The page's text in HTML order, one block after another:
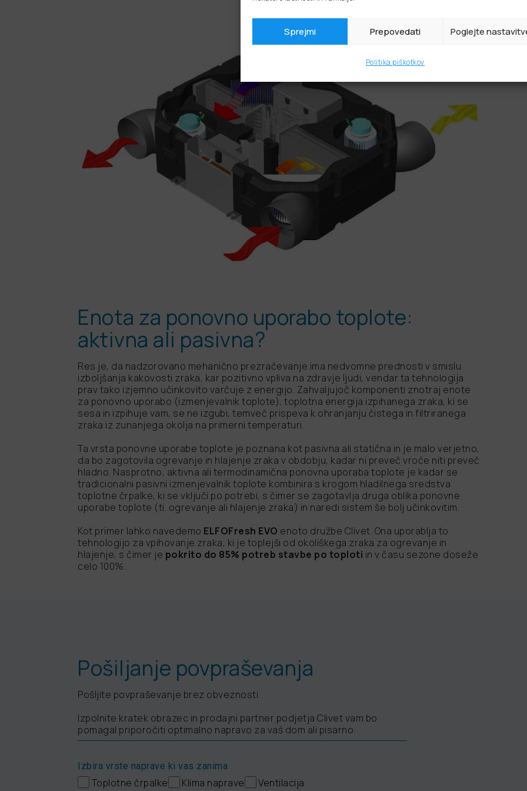
Sprejmi Prepovedati Poglejte
Politika piškotkov
Enota za ponovno uporabo toplote:
aktivna ali pasivna?
Res je, da nadzorovano mehanično prezračevanje ima nedvomne prednosti v smislu
izboljšanja kakovosti zraka, kar pozitivno vpliva na zdravje ljudi, vendar ta tehnologija
prav tako izjemno učinkovito varčuje z energijo. Zahvaljujoč komponenti znotraj enote
za ponovno uporabo (izmenjevalnik toplote), toplotna energija izpihanega zraka, ki se
sesa in izpihuje vam, se ne izgubi, temveč prispeva k ohranjanju čistega in filtriranega
zraka iz zunanjega okolja na primerni temperaturi.
Ta vrsta ponovne uporabe toplote je poznana kot pasivna ali statična in je malo verjetno,
da bo zagotovila ogrevanje in hlajenje zraka v obdobju, kadar ni preveč vroče niti preveč
hladno. Nasprotno, aktivna ali termodinamična ponovna uporaba toplote je kadar se
tradicionalni pasivni izmenjevalnik toplote kombinira s krogom hladilnega sredstva
toplotne črpalke, ki se vključi po potrebi, s čimer se zagotavlja druga oblika ponovne
uporabe toplote (ti. ogrevanje ali hlajenje zraka) in naredi sistem še bolj učinkovitim.
Kot primer lahko navedemo ELFOFresh EVO enoto družbe Clivet. Ona uporablja to
tehnologijo za vpihovanje zraka, ki je toplejši od okoliškega zraka za ogrevanje in
hlajenje, s čimer je pokrito do 85% potreb stavbe po toploti in v času sezone doseže
celo 100%.
Pošiljanje povpraševanja
Pošljite povpraševanje brez obveznosti.
Izpolnite kratek obrazec in prodajni partner podjetja Clivet vam bo
pomagal priporočiti optimalno napravo za vaš dom ali pisarno.
Izbira vrste naprave ki vas zanima
Toplotne črpalke Klima naprave Ventilacija